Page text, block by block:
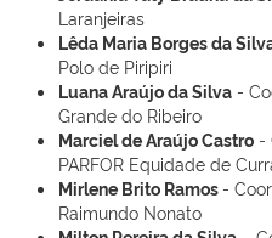
Laranjeiras
Lêda Maria Borges da
Polo de Piripiri
Luana Araújo da Silva -
Grande do Ribeiro
Marciel de Araújo Castro -
PARFOR Equidade de
Mirlene Brito Ramos -
Raimundo Nonato